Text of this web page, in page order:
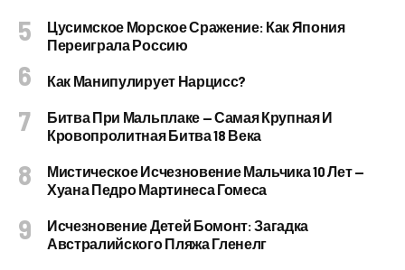
Цусимское Морское Сражение: Как Япония
Переиграла Россию
Как Манипулирует Нарцисс?
Битва При Мальплаке — Самая Крупная И
Кровопролитная Битва 18 Века
Мистическое Исчезновение Мальчика 10 Лет —
Хуана Педро Мартинеса Гомеса
Исчезновение Детей Бомонт: Загадка
Австралийского Пляжа Гленелг